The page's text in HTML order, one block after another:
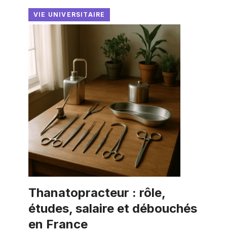
VIE UNIVERSITAIRE
Thanatopracteur : rôle,
études, salaire et débouchés
en France